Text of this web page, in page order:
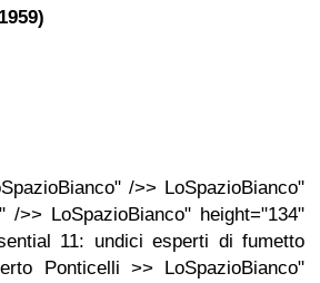
/>> LoSpazioBianco"
/>> LoSpazioBianco" height="134"
11: undici esperti di fumetto
Ponticelli >> LoSpazioBianco"